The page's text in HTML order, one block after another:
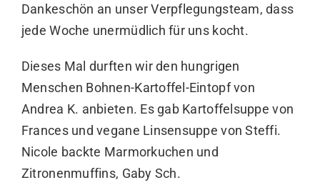
Dankeschön an unser Verpflegungsteam, dass
jede Woche unermüdlich für uns kocht.
Dieses Mal durften wir den hungrigen
Menschen Bohnen-Kartoffel-Eintopf von
Andrea K. anbieten. Es gab Kartoffelsuppe von
Frances und vegane Linsensuppe von Steffi.
Nicole backte Marmorkuchen und
Zitronenmuffins, Gaby Sch.